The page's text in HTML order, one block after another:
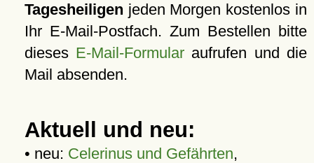
Tagesheiligen jeden Morgen kostenlos in
Ihr E-Mail-Postfach. Zum Bestellen bitte
dieses E-Mail-Formular aufrufen und die
Mail absenden.
Aktuell und neu:
• neu: Celerinus und Gefährten,